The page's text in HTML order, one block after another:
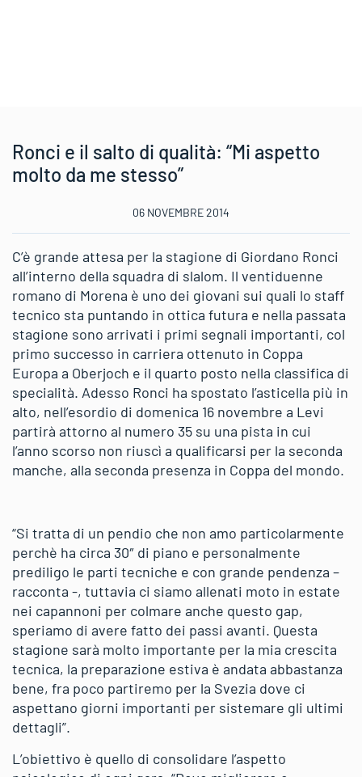
Ronci e il salto di qualità: “Mi aspetto
molto da me stesso”
06 NOVEMBRE 2014
C’è grande attesa per la stagione di Giordano Ronci
all’interno della squadra di slalom. Il ventiduenne
romano di Morena è uno dei giovani sui quali lo staff
tecnico sta puntando in ottica futura e nella passata
stagione sono arrivati i primi segnali importanti, col
primo successo in carriera ottenuto in Coppa
Europa a Oberjoch e il quarto posto nella classifica di
specialità. Adesso Ronci ha spostato l’asticella più in
alto, nell’esordio di domenica 16 novembre a Levi
partirà attorno al numero 35 su una pista in cui
l’anno scorso non riuscì a qualificarsi per la seconda
manche, alla seconda presenza in Coppa del mondo.
“Si tratta di un pendio che non amo particolarmente
perchè ha circa 30″ di piano e personalmente
prediligo le parti tecniche e con grande pendenza –
racconta -, tuttavia ci siamo allenati moto in estate
nei capannoni per colmare anche questo gap,
speriamo di avere fatto dei passi avanti. Questa
stagione sarà molto importante per la mia crescita
tecnica, la preparazione estiva è andata abbastanza
bene, fra poco partiremo per la Svezia dove ci
aspettano giorni importanti per sistemare gli ultimi
dettagli”.
L’obiettivo è quello di consolidare l’aspetto